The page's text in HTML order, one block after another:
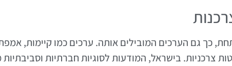
כך גם הערכים המובילים אותה. ערכים כמו קיימות,
צרכניות. בישראל, המודעות לסוגיות חברתיות וסביבתיות